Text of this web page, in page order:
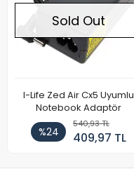
Sold Out
I-Life Zed Air Cx5 Uyumlu
Notebook Adaptör
%24
540,93 TL
409,97 TL